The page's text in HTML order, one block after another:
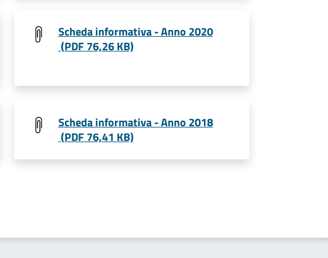
Scheda informativa - Anno 2020
(PDF 76,26 KB)
Scheda informativa - Anno 2018
(PDF 76,41 KB)